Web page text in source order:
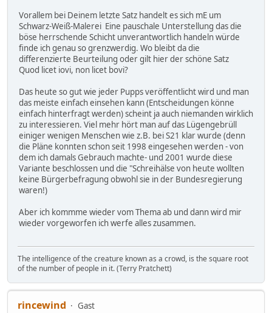
Vorallem bei Deinem letzte Satz handelt es sich mE um
Schwarz-Weiß-Malerei Eine pauschale Unterstellung das die
böse herrschende Schicht unverantwortlich handeln würde
finde ich genau so grenzwerdig. Wo bleibt da die
differenzierte Beurteilung oder gilt hier der schöne Satz
Quod licet iovi, non licet bovi?
Das heute so gut wie jeder Pupps veröffentlicht wird und man
das meiste einfach einsehen kann (Entscheidungen könne
einfach hinterfragt werden) scheint ja auch niemanden wirklich
zu interessieren. Viel mehr hört man auf das Lügengebrüll
einiger wenigen Menschen wie z.B. bei S21 klar wurde (denn
die Pläne konnten schon seit 1998 eingesehen werden - von
dem ich damals Gebrauch machte- und 2001 wurde diese
Variante beschlossen und die "Schreihälse von heute wollten
keine Bürgerbefragung obwohl sie in der Bundesregierung
waren!)
Aber ich kommme wieder vom Thema ab und dann wird mir
wieder vorgeworfen ich werfe alles zusammen.
The intelligence of the creature known as a crowd, is the square root
of the number of people in it. (Terry Pratchett)
rincewind
Gast